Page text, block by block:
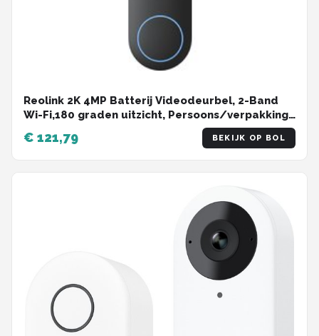
Reolink 2K 4MP Batterij Videodeurbel, 2-Band
Wi-Fi,180 graden uitzicht, Persoons/verpakking
detectie, Tweewegaudio, met 1：1 Hoofd-aan-
teen zicht, Niet Inclusief bel
€ 121,79 BEKIJK OP BOL